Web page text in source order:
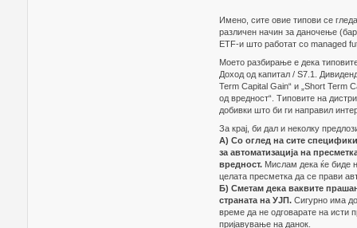
Имено, сите овие типови се
различен начин за даночење
ETF-и што работат со managed
Моето разбирање е дека
Доход од капитал / Ѕ7.1.
Term Capital Gain“ и „Short Term
од вредност“. Типовите на
добивки што би ги направил
За крај, би дал и неколку
А) Со оглед на сите
за автоматизација на
вредност. Мислам дека ќе биде
целата пресметка да се прави
Б) Сметам дека ваквите
страната на УЈП. Сигурно има
време да не одговарате на исти
пријавување на данок.